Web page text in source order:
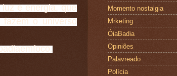
e energia, que
fazem o universo
Momento nostalgia
Mrketing
ÓiaBadia
Opiniões
Palavreado
Polícia